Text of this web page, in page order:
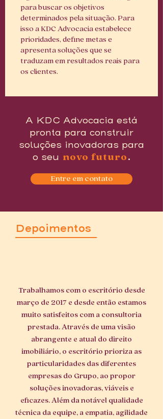
para buscar os objetivos
determinados pela situação. Para
isso a KDC Advocacia estabelece
prioridades, define metas e
apresenta soluções que se
traduzam em resultados reais para
os clientes.
A KDC Advocacia está
pronta para construir
soluções inovadoras para
o seu novo futuro.
Entre em contato
Depoimentos
Trabalhamos com o escritório desde
março de 2017 e desde então estamos
muito satisfeitos com a consultoria
prestada. Através de uma visão
abrangente e atual do direito
imobiliário, o escritório prioriza as
particularidades das diferentes
empresas do Grupo, ao propor
soluções inovadoras, viáveis e
eficazes. Além da notável qualidade
técnica da equipe, a empatia, agilidade